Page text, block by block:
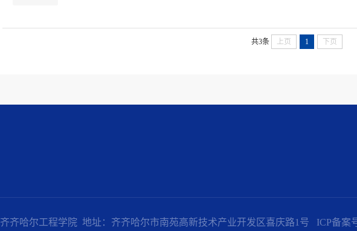
共3条 上页 1 下页
齐齐哈尔工程学院 地址：齐齐哈尔市南苑高新技术产业开发区喜庆路1号 ICP备案